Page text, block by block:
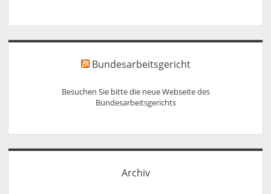
Bundesarbeitsgericht
Besuchen Sie bitte die neue Webseite des
Bundesarbeitsgerichts
Archiv